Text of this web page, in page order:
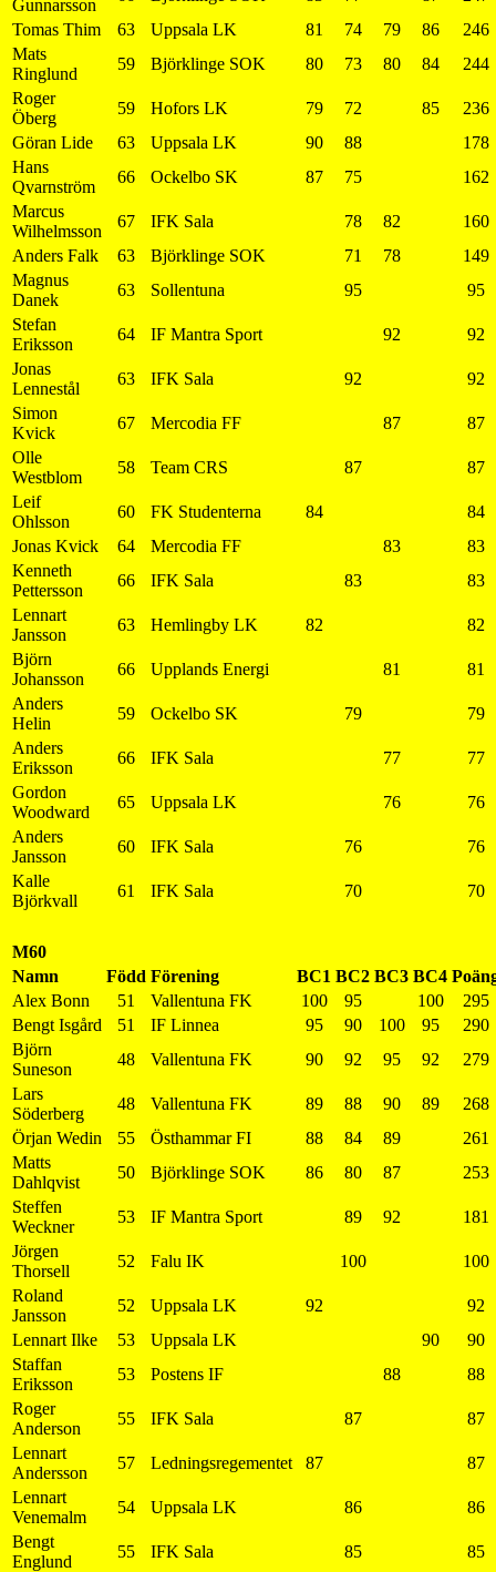
Gunnarsson
Tomas Thim
63 Uppsala LK 81 74 79 86
246
Mats
Ringlund
59 Björklinge SOK 80 73 80 84
244
Roger
Öberg
59 Hofors LK 79 72 85
236
Göran Lide
63 Uppsala LK 90 88
178
Hans
Qvarnström
66 Ockelbo SK 87 75
162
Marcus
Wilhelmsson
67 IFK Sala 78 82
160
Anders Falk
63 Björklinge SOK 71 78
149
Magnus
Danek
63 Sollentuna 95
95
Stefan
Eriksson
64 IF Mantra Sport 92
92
Jonas
Lennestål
63 IFK Sala 92
92
Simon
Kvick
67 Mercodia FF 87
87
Olle
Westblom
58 Team CRS 87
87
Leif
Ohlsson
60 FK Studenterna 84
84
Jonas Kvick
64 Mercodia FF 83
83
Kenneth
Pettersson
66 IFK Sala 83
83
Lennart
Jansson
63 Hemlingby LK 82
82
Björn
Johansson
66 Upplands Energi 81
81
Anders
Helin
59 Ockelbo SK 79
79
Anders
Eriksson
66 IFK Sala 77
77
Gordon
Woodward
65 Uppsala LK 76
76
Anders
Jansson
60 IFK Sala 76
76
Kalle
Björkvall
61 IFK Sala 70 70
M60
Namn
Född Förening BC1 BC2 BC3 BC4
Alex Bonn
51 Vallentuna FK 100 95 100
295
Bengt Isgård
51 IF Linnea 95 90 100 95
290
Björn
Suneson
48 Vallentuna FK 90 92 95 92
279
Lars
Söderberg
48 Vallentuna FK 89 88 90 89
268
Örjan Wedin
55 Östhammar FI 88 84 89
261
Matts
Dahlqvist
50 Björklinge SOK 86 80 87
253
Steffen
Weckner
53 IF Mantra Sport 89 92
181
Jörgen
Thorsell
52 Falu IK 100
100
Roland
Jansson
52 Uppsala LK 92
92
Lennart Ilke
53 Uppsala LK 90
90
Staffan
Eriksson
53 Postens IF 88
88
Roger
Anderson
55 IFK Sala 87
87
Lennart
Andersson
57 Ledningsregementet 87
87
Lennart
Venemalm
54 Uppsala LK 86
86
Bengt
Englund
55 IFK Sala 85
85